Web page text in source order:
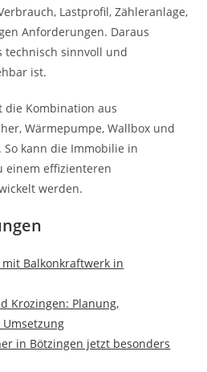
Lastprofil, Zähleranlage,
Anforderungen. Daraus
technisch sinnvoll und
ist.
die Kombination aus
Wärmepumpe, Wallbox und
kann die Immobilie in
einem effizienteren
werden.
Balkonkraftwerk in
Krozingen: Planung,
in Bötzingen jetzt besonders